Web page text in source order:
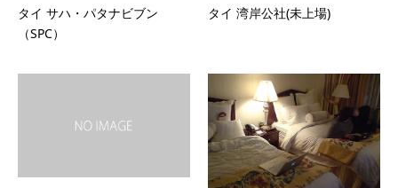
タイ サハ・パタナビブン
（SPC）
タイ 湾岸公社(未上場)